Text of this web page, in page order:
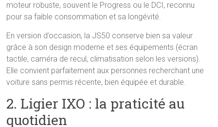
moteur robuste, souvent le Progress ou le DCI, reconnu
pour sa faible consommation et sa longévité.
En version d’occasion, la JS50 conserve bien sa valeur
grâce à son design moderne et ses équipements (écran
tactile, caméra de recul, climatisation selon les versions).
Elle convient parfaitement aux personnes recherchant une
voiture sans permis récente, bien équipée et durable.
2. Ligier IXO : la praticité au
quotidien